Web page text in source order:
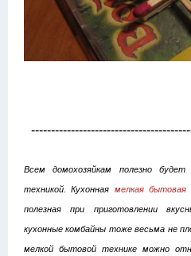
Всем домохозяйкам полезно
техникой. Кухонная мелкая бытовая
полезная при приготовлении
кухонные комбайны тоже весьма не
мелкой бытовой технике можно